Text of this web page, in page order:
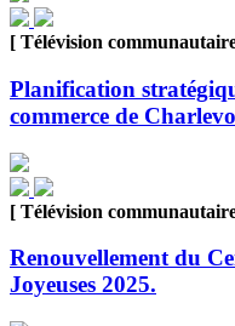
[ Télévision
Planification
commerce de
[ Télévision
Renouvellement du
Joyeuses 2025.